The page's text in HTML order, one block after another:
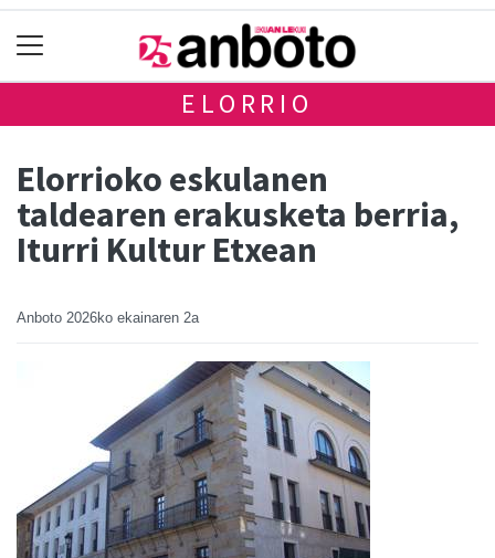
ELORRIO
Elorrioko eskulanen
taldearen erakusketa berria,
Iturri Kultur Etxean
Anboto 2026ko ekainaren 2a